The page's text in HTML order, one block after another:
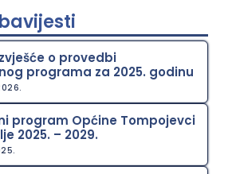
o provedbi
programa za 2025. godinu
program Općine Tompojevci
2025. – 2029.